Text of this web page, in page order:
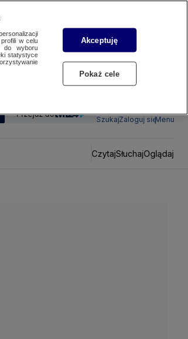
Przejdź do
SzukajZaloguj sięMenu
CzytajSłuchajOglądaj
w celu
do wyboru
statystyce
Akceptuję
Pokaż cele